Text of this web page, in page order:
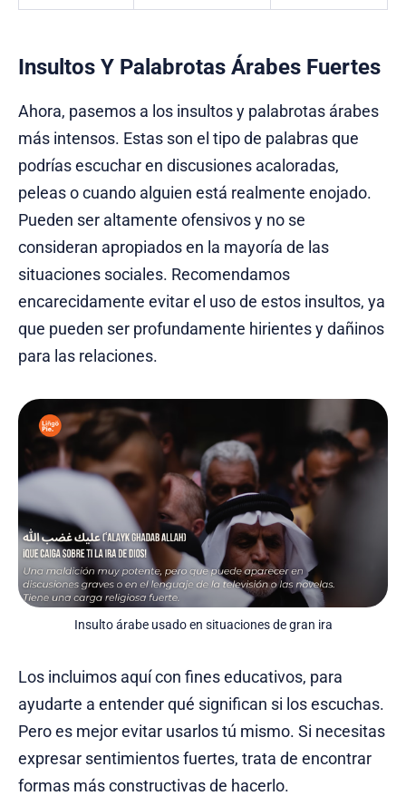
Insultos Y Palabrotas Árabes Fuertes
Ahora, pasemos a los insultos y palabrotas árabes
más intensos. Estas son el tipo de palabras que
podrías escuchar en discusiones acaloradas,
peleas o cuando alguien está realmente enojado.
Pueden ser altamente ofensivos y no se
consideran apropiados en la mayoría de las
situaciones sociales. Recomendamos
encarecidamente evitar el uso de estos insultos, ya
que pueden ser profundamente hirientes y dañinos
para las relaciones.
Insulto árabe usado en situaciones de gran ira
Los incluimos aquí con fines educativos, para
ayudarte a entender qué significan si los escuchas.
Pero es mejor evitar usarlos tú mismo. Si necesitas
expresar sentimientos fuertes, trata de encontrar
formas más constructivas de hacerlo.